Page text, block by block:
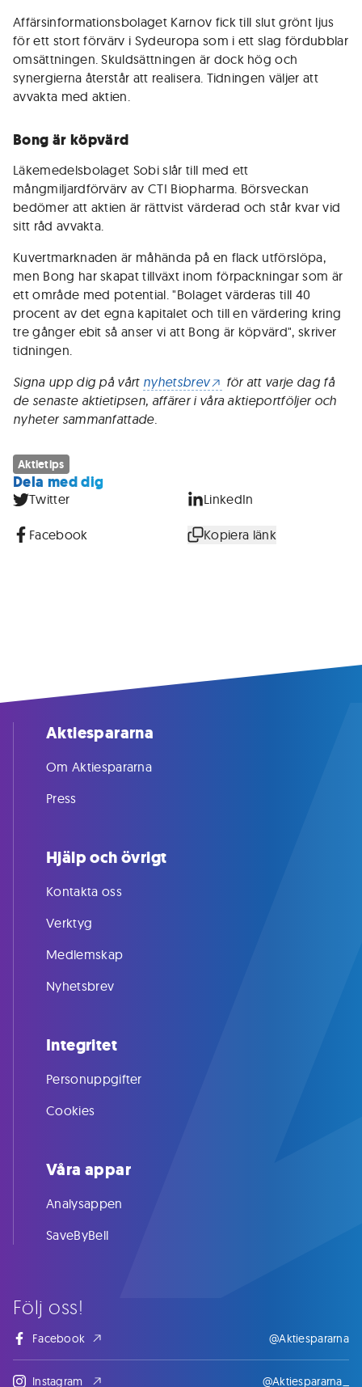
Affärsinformationsbolaget Karnov fick till slut grönt ljus
för ett stort förvärv i Sydeuropa som i ett slag fördubblar
omsättningen. Skuldsättningen är dock hög och
synergierna återstår att realisera. Tidningen väljer att
avvakta med aktien.
Bong är köpvärd
Läkemedelsbolaget Sobi slår till med ett
mångmiljardförvärv av CTI Biopharma. Börsveckan
bedömer att aktien är rättvist värderad och står kvar vid
sitt råd avvakta.
Kuvertmarknaden är måhända på en flack utförslöpa,
men Bong har skapat tillväxt inom förpackningar som är
ett område med potential. "Bolaget värderas till 40
procent av det egna kapitalet och till en värdering kring
tre gånger ebit så anser vi att Bong är köpvärd", skriver
tidningen.
Signa upp dig på vårt nyhetsbrev
för att varje dag få
de senaste aktietipsen, affärer i våra aktieportföljer och
nyheter sammanfattade.
Aktietips
Dela med dig
Twitter LinkedIn
Facebook Kopiera länk
Följ oss!
Facebook @Aktiespararna
Instagram @Aktiespararna_
Aktiespararna
Om Aktiespararna
Press
Hjälp och övrigt
Kontakta oss
Verktyg
Medlemskap
Nyhetsbrev
Integritet
Personuppgifter
Cookies
Våra appar
Analysappen
SaveByBell